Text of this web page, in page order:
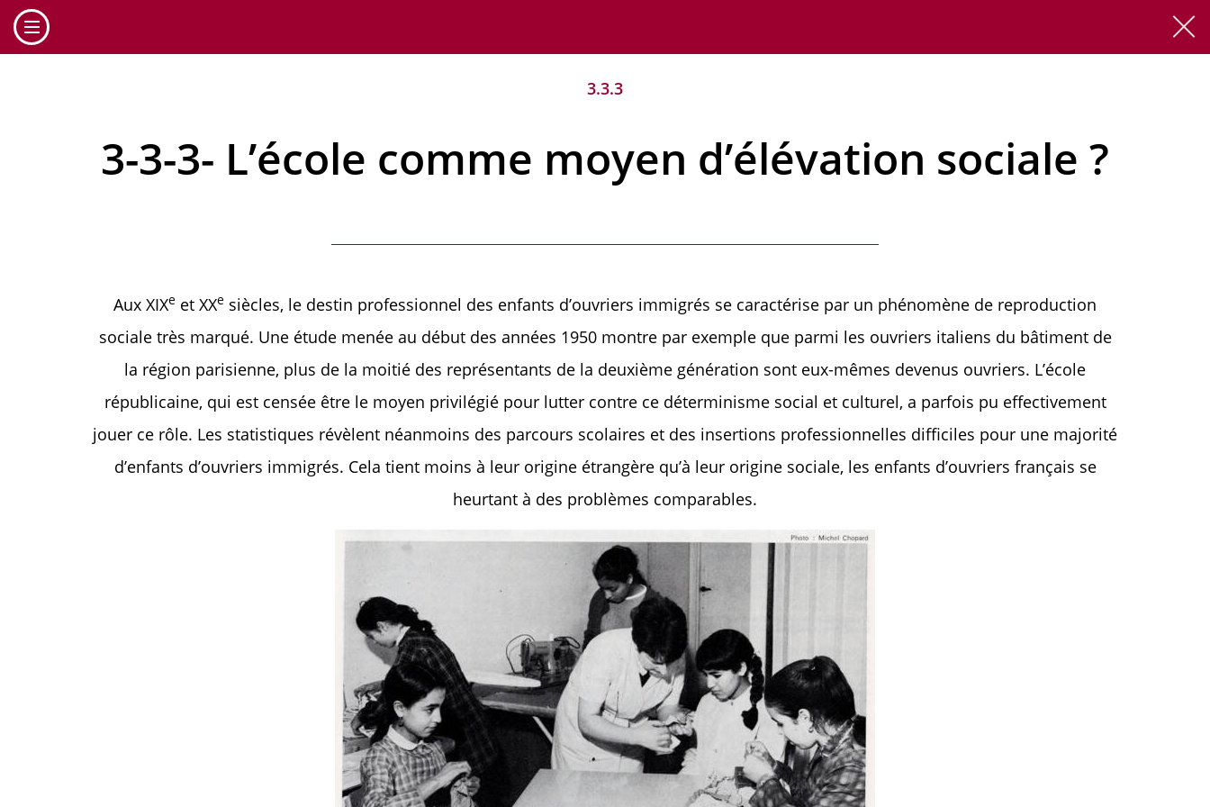
3.3.3
3-3-3- L’école comme moyen d’élévation sociale ?
Aux XIXe et XXe siècles, le destin professionnel des enfants d’ouvriers immigrés se caractérise par un phénomène de reproduction
sociale très marqué. Une étude menée au début des années 1950 montre par exemple que parmi les ouvriers italiens du bâtiment de
la région parisienne, plus de la moitié des représentants de la deuxième génération sont eux-mêmes devenus ouvriers. L’école
républicaine, qui est censée être le moyen privilégié pour lutter contre ce déterminisme social et culturel, a parfois pu effectivement
jouer ce rôle. Les statistiques révèlent néanmoins des parcours scolaires et des insertions professionnelles difficiles pour une majorité
d’enfants d’ouvriers immigrés. Cela tient moins à leur origine étrangère qu’à leur origine sociale, les enfants d’ouvriers français se
heurtant à des problèmes comparables.
Cookies management panel